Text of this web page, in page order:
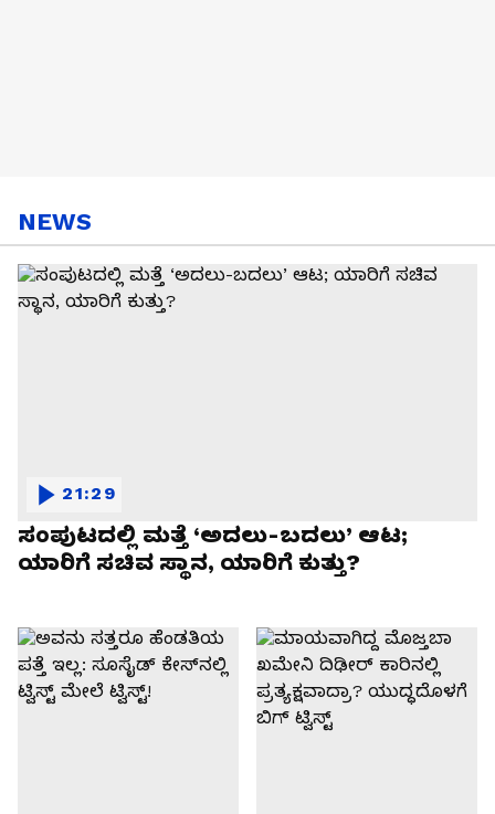
NEWS
ಸಂಪುಟದಲ್ಲಿ ಮತ್ತೆ ‘ಅದಲು-ಬದಲು’ ಆಟ;
ಯಾರಿಗೆ ಸಚಿವ ಸ್ಥಾನ, ಯಾರಿಗೆ ಕುತ್ತು?
21:29